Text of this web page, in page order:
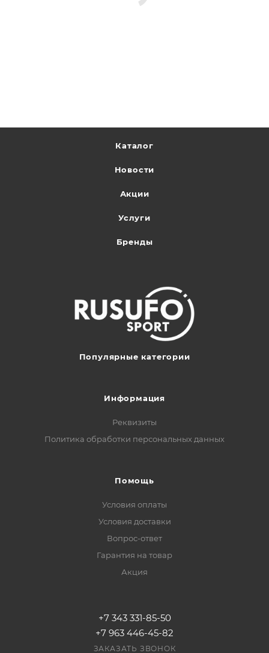
Каталог
Новости
Акции
Услуги
Бренды
Популярные категории
Информация
Реквизиты
Политика обработки персональных данных
Помощь
Условия оплаты
Условия доставки
Вопрос-ответ
Гарантия на товар
Акция
+7 343 331-85-50
+7 963 446-45-82
ЗАКАЗАТЬ ЗВОНОК